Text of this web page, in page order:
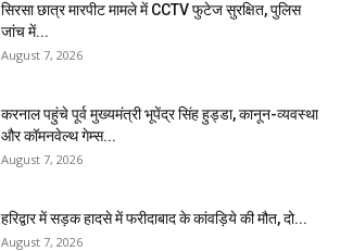
सिरसा छात्र मारपीट मामले में CCTV फुटेज सुरक्षित, पुलिस
जांच में...
August 7, 2026
करनाल पहुंचे पूर्व मुख्यमंत्री भूपेंद्र सिंह हुड्डा, कानून-व्यवस्था
और कॉमनवेल्थ गेम्स...
August 7, 2026
हरिद्वार में सड़क हादसे में फरीदाबाद के कांवड़िये की मौत, दो...
August 7, 2026